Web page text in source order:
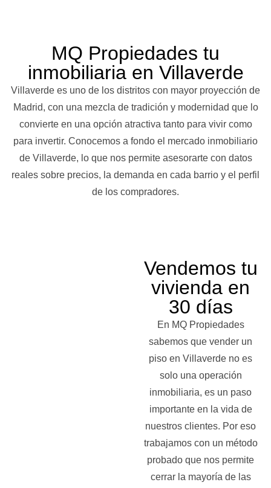
MQ Propiedades tu
inmobiliaria en Villaverde
Villaverde es uno de los distritos con mayor proyección de
Madrid, con una mezcla de tradición y modernidad que lo
convierte en una opción atractiva tanto para vivir como
para invertir. Conocemos a fondo el mercado inmobiliario
de Villaverde, lo que nos permite asesorarte con datos
reales sobre precios, la demanda en cada barrio y el perfil
de los compradores.
Vendemos tu
vivienda en
30 días
En MQ Propiedades
sabemos que vender un
piso en Villaverde no es
solo una operación
inmobiliaria, es un paso
importante en la vida de
nuestros clientes. Por eso
trabajamos con un método
probado que nos permite
cerrar la mayoría de las